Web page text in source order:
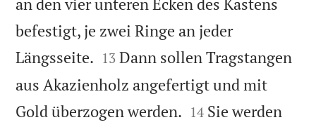
befestigt, je zwei Ringe an jeder
Längsseite. 

13 Dann sollen Tragstangen
aus Akazienholz angefertigt und mit
Gold überzogen werden. 

14 Sie werden